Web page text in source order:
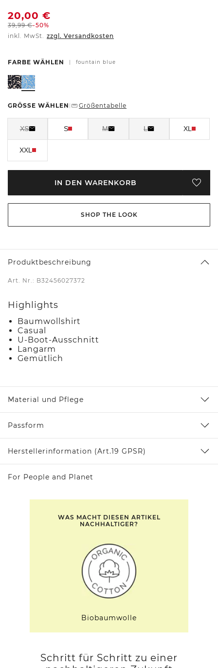
20,00 €
39,99€-50%
inkl. MwSt. zzgl. Versandkosten
FARBE WÄHLEN fountain blue
GRÖSSE WÄHLEN Größentabelle
XS S M L XL
XXL
IN DEN WARENKORB
SHOP THE LOOK
Produktbeschreibung
Art. Nr.: B32456027372
Highlights
Baumwollshirt
Casual
U-Boot-Ausschnitt
Langarm
Gemütlich
Material und Pflege
Passform
Herstellerinformation (Art.19 GPSR)
For People and Planet
WAS MACHT DIESEN ARTIKEL
NACHHALTIGER?
Biobaumwolle
Schritt für Schritt zu einer